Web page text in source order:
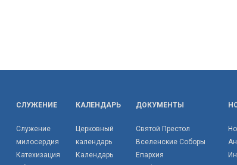
СЛУЖЕНИЕ
Служение
милосердия
Катехизация
КАЛЕНДАРЬ
Церковный
календарь
Календарь
ДОКУМЕНТЫ
Святой Престол
Вселенские Соборы
Епархия